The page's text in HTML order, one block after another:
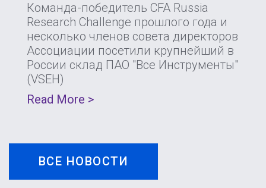
Команда-победитель CFA Russia
Research Challenge прошлого года и
несколько членов совета директоров
Ассоциации посетили крупнейший в
России склад ПАО "Все Инструменты"
(VSEH)
Read More >
ВСЕ НОВОСТИ